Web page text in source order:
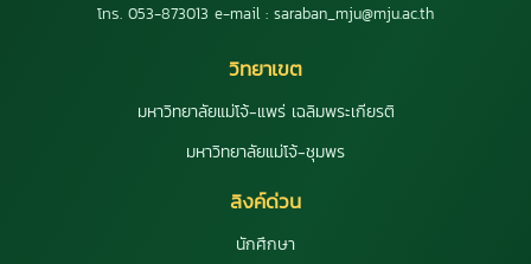
โทร. 053-873013 e-mail : saraban_mju@mju.ac.th
วิทยาเขต
มหาวิทยาลัยแม่โจ้-แพร่ เฉลิมพระเกียรติ
มหาวิทยาลัยแม่โจ้-ชุมพร
ลิงค์ด่วน
นักศึกษา